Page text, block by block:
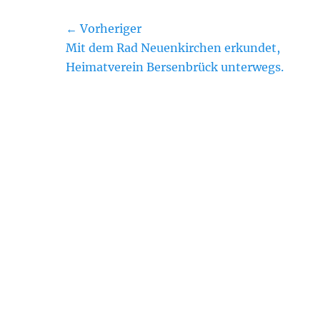
Beitragsnavigation
← Vorheriger
Vorheriger
Beitrag:
Mit dem Rad Neuenkirchen erkundet,
Heimatverein Bersenbrück unterwegs.